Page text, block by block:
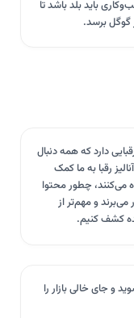
باید بلد باشد تا
گوگل برسد.
دارد که همه دنبال
رقبا به ما کمک
می‌کنند، چطور محتوا
و مهم‌تر از
کشف کنیم.
و جای خالی بازار را